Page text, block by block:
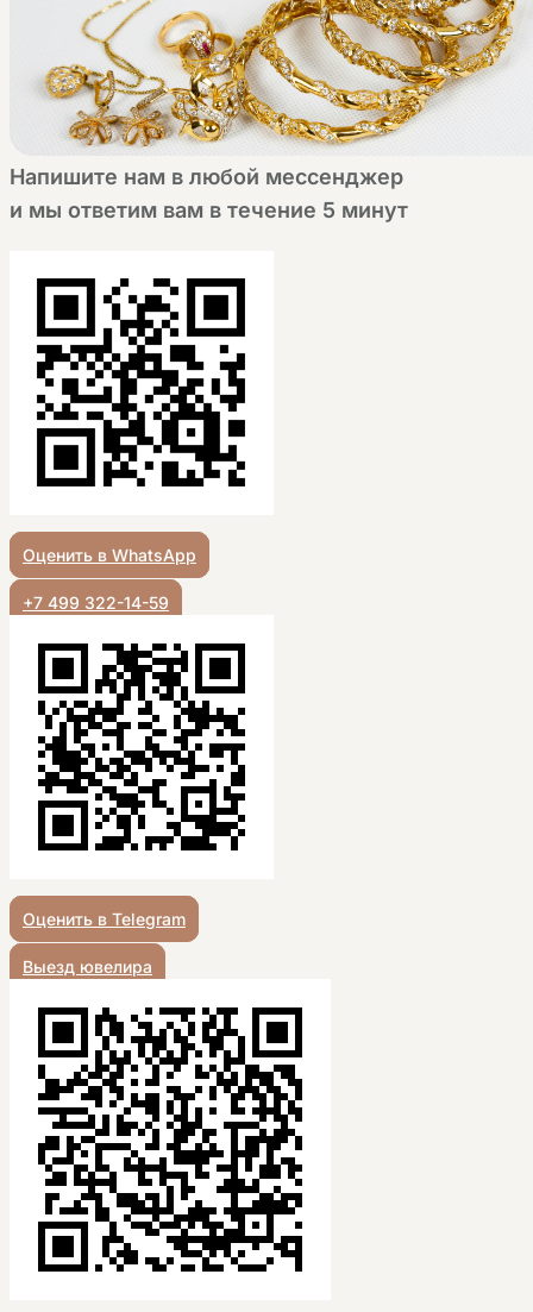
Напишите нам в любой мессенджер
и мы ответим вам в течение 5 минут
Оценить в WhatsApp
+7 499 322-14-59
Оценить в Telegram
Выезд ювелира